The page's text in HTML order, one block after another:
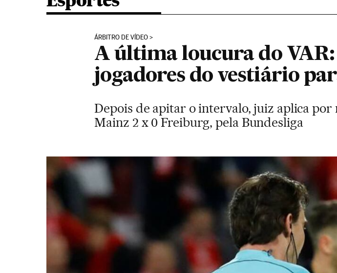
ÁRBITRO DE VÍDEO
A última loucura do
jogadores do vestiário
Depois de apitar o intervalo, juiz aplica
Mainz 2 x 0 Freiburg, pela Bundesliga